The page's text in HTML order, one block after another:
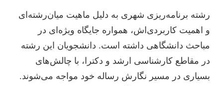
رشته برنامه‌ریزی شهری به دلیل ماهیت میان‌رشته‌ای
و اهمیت کاربردی‌اش، همواره جایگاه ویژه‌ای در
مباحث دانشگاهی داشته است. دانشجویان این رشته
در مقاطع کارشناسی ارشد و دکترا، با چالش‌های
بسیاری در مسیر نگارش رساله خود مواجه می‌شوند.